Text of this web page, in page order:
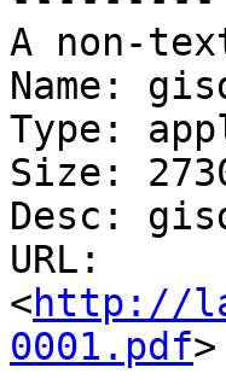
A non-
Name:
Type:
Size:
Desc:
URL:
<http://
0001.pdf>